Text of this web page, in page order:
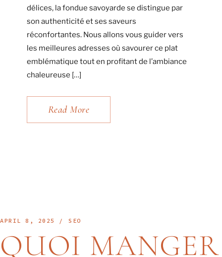
délices, la fondue savoyarde se distingue par
son authenticité et ses saveurs
réconfortantes. Nous allons vous guider vers
les meilleures adresses où savourer ce plat
emblématique tout en profitant de l’ambiance
chaleureuse […]
Read More
APRIL 8, 2025 SEO
QUOI MANGER